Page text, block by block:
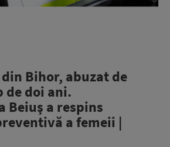
Bihor, abuzat de
de doi ani.
Beiuş a respins
a femeii |